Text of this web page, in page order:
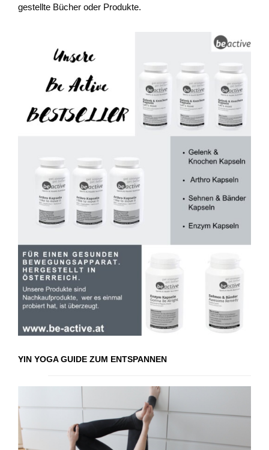
gestellte Bücher oder Produkte.
YIN YOGA GUIDE ZUM ENTSPANNEN